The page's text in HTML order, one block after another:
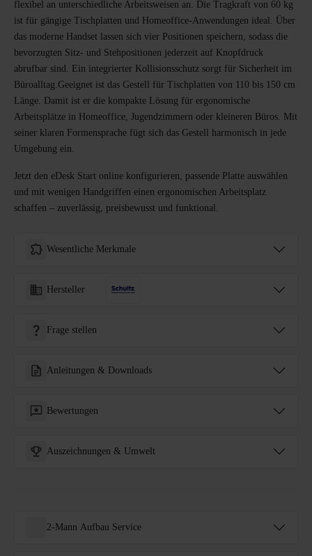
flexibel an unterschiedliche Arbeitsweisen an. Die Tragkraft von 60 kg
ist für gängige Tischplatten und Homeoffice-Anwendungen ideal. Über
das moderne Handset lassen sich vier Positionen speichern, sodass die
bevorzugten Sitz- und Stehpositionen jederzeit auf Knopfdruck
abrufbar sind. Ein integrierter Kollisionsschutz sorgt für Sicherheit im
Büroalltag.Geeignet ist das Gestell für Tischplatten von 110 bis 150 cm
Länge. Damit ist er die kompakte Lösung für ergonomische
Arbeitsplätze in Homeoffice, Jugendzimmern oder kleineren Büros. Mit
seiner klaren Formensprache fügt sich das Gestell harmonisch in jede
Umgebung ein.
Jetzt den eDesk Start online konfigurieren, passende Platte auswählen
und mit wenigen Handgriffen einen ergonomischen Arbeitsplatz
schaffen – zuverlässig, preisbewusst und funktional.
Wesentliche Merkmale
Hersteller
Frage stellen
Anleitungen & Downloads
Bewertungen
Auszeichnungen & Umwelt
2-Mann Aufbau Service